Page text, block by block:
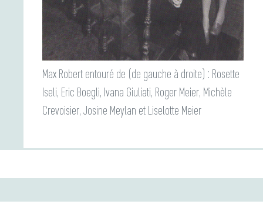
Max Robert entouré de (de gauche à droite) : Rosette
Iseli, Eric Boegli, Ivana Giuliati, Roger Meier, Michèle
Crevoisier, Josine Meylan et Liselotte Meier